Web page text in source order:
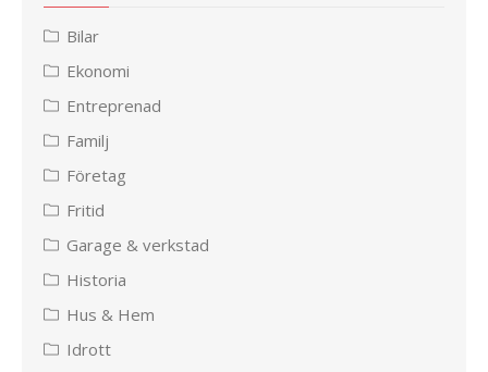
Bilar
Ekonomi
Entreprenad
Familj
Företag
Fritid
Garage & verkstad
Historia
Hus & Hem
Idrott